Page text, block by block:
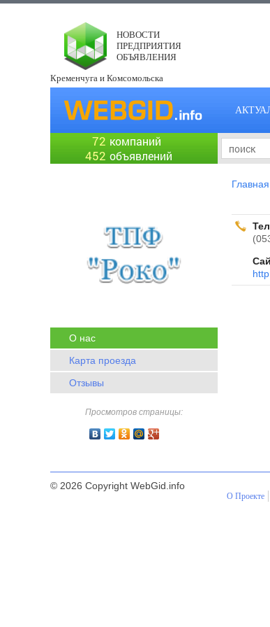
НОВОСТИ
ПРЕДПРИЯТИЯ
ОБЪЯВЛЕНИЯ
Кременчуга и Комсомольска
72 компаний
452 объявлений
Главная
О нас
Карта проезда
Отзывы
Просмотров страницы:
© 2026 Copyright WebGid.info
О Проекте